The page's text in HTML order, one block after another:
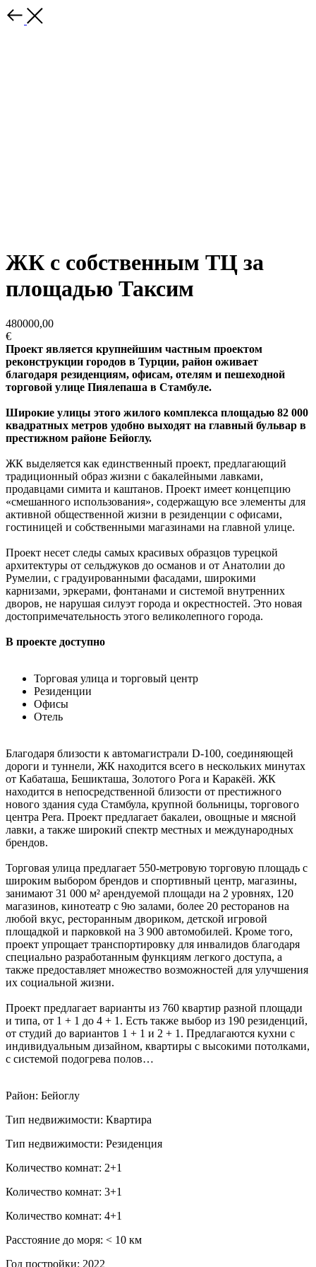
ЖК с собственным ТЦ за
площадью Таксим
480000,00
€
Проект является крупнейшим частным проектом
реконструкции городов в Турции, район оживает
благодаря резиденциям, офисам, отелям и пешеходной
торговой улице Пиялепаша в Стамбуле.
Широкие улицы этого жилого комплекса площадью 82 000
квадратных метров удобно выходят на главный бульвар в
престижном районе Бейоглу.
ЖК выделяется как единственный проект, предлагающий
традиционный образ жизни с бакалейными лавками,
продавцами симита и каштанов. Проект имеет концепцию
«смешанного использования», содержащую все элементы для
активной общественной жизни в резиденции с офисами,
гостиницей и собственными магазинами на главной улице.
Проект несет следы самых красивых образцов турецкой
архитектуры от сельджуков до османов и от Анатолии до
Румелии, с градуированными фасадами, широкими
карнизами, эркерами, фонтанами и системой внутренних
дворов, не нарушая силуэт города и окрестностей. Это новая
достопримечательность этого великолепного города.
В проекте доступно
Торговая улица и торговый центр
Резиденции
Офисы
Отель
Благодаря близости к автомагистрали D-100, соединяющей
дороги и туннели, ЖК находится всего в нескольких минутах
от Кабаташа, Бешикташа, Золотого Рога и Каракёй. ЖК
находится в непосредственной близости от престижного
нового здания суда Стамбула, крупной больницы, торгового
центра Pera. Проект предлагает бакалеи, овощные и мясной
лавки, а также широкий спектр местных и международных
брендов.
Торговая улица предлагает 550-метровую торговую площадь с
широким выбором брендов и спортивный центр, магазины,
занимают 31 000 м² арендуемой площади на 2 уровнях, 120
магазинов, кинотеатр с 9ю залами, более 20 ресторанов на
любой вкус, ресторанным двориком, детской игровой
площадкой и парковкой на 3 900 автомобилей. Кроме того,
проект упрощает транспортировку для инвалидов благодаря
специально разработанным функциям легкого доступа, а
также предоставляет множество возможностей для улучшения
их социальной жизни.
Проект предлагает варианты из 760 квартир разной площади
и типа, от 1 + 1 до 4 + 1. Есть также выбор из 190 резиденций,
от студий до вариантов 1 + 1 и 2 + 1. Предлагаются кухни с
индивидуальным дизайном, квартиры с высокими потолками,
с системой подогрева полов…
Район: Бейоглу
Тип недвижимости: Квартира
Тип недвижимости: Резиденция
Количество комнат: 2+1
Количество комнат: 3+1
Количество комнат: 4+1
Расстояние до моря: ˂ 10 км
Год постройки: 2022